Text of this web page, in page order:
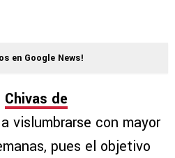
en Google News!
Chivas de
vislumbrarse con mayor
pues el objetivo